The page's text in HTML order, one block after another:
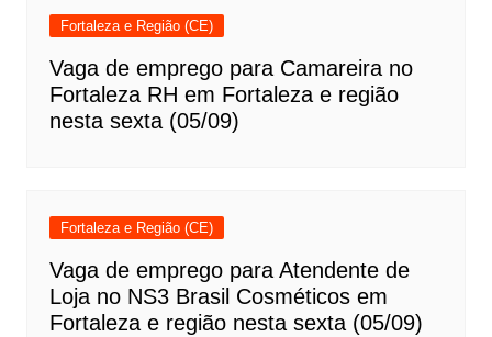
Fortaleza e Região (CE)
Vaga de emprego para Camareira no
Fortaleza RH em Fortaleza e região
nesta sexta (05/09)
Fortaleza e Região (CE)
Vaga de emprego para Atendente de
Loja no NS3 Brasil Cosméticos em
Fortaleza e região nesta sexta (05/09)